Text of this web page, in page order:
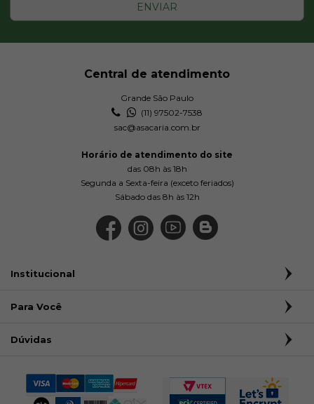
ENVIAR
Central de atendimento
Grande São Paulo
(11) 97502-7538
sac@asacaria.com.br
Horário de atendimento do site
das 08h às 18h
Segunda a Sexta-feira (exceto feriados)
Sábado das 8h às 12h
Institucional
Para Você
Dúvidas